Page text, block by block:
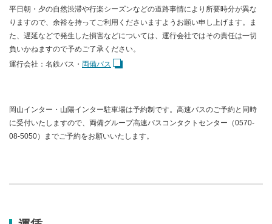
平日朝・夕の自然渋滞や行楽シーズンなどの道路事情により所要時分が異な
りますので、余裕を持ってご利用くださいますようお願い申し上げます。ま
た、遅延などで発生した損害などについては、運行会社ではその責任は一切
負いかねますので予めご了承ください。
運行会社：名鉄バス・ 両備バス
岡山インター・山陽インター駐車場は予約制です。高速バスのご予約と同時
に受付いたしますので、両備グループ高速バスコンタクトセンター（0570-
08-5050）までご予約をお願いいたします。